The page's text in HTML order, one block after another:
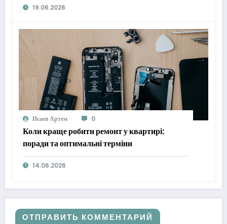
19.06.2026
Исаев Артем 0
Коли краще робити ремонт у квартирі:
поради та оптимальні терміни
14.06.2026
ОТПРАВИТЬ КОММЕНТАРИЙ